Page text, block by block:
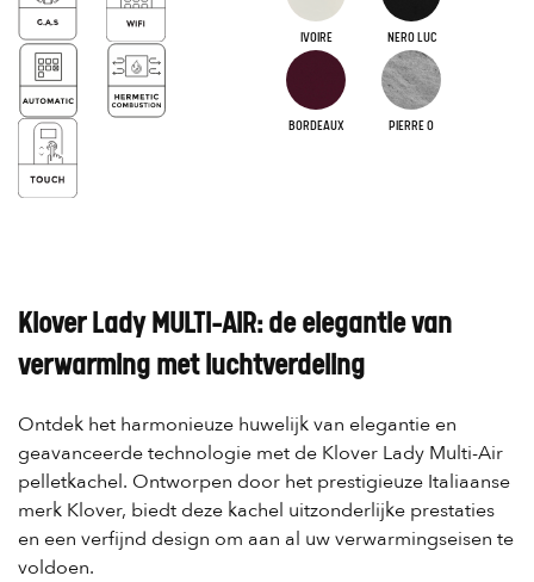
IVOIRE NERO LUC
BORDEAUX PIERRE O
Klover Lady MULTI-AIR: de elegantie van
verwarming met luchtverdeling
Ontdek het harmonieuze huwelijk van elegantie en
geavanceerde technologie met de Klover Lady Multi-Air
pelletkachel. Ontworpen door het prestigieuze Italiaanse
merk Klover, biedt deze kachel uitzonderlijke prestaties
en een verfijnd design om aan al uw verwarmingseisen te
voldoen.